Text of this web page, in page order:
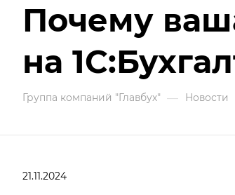
Почему
на
Группа компаний "Главбух" — Новости
21.11.2024